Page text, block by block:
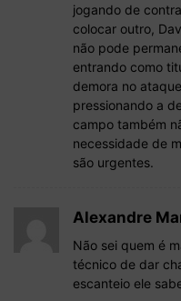
jogando de
colocar outro,
não pode
entrando como
demora no
pressionando a
campo também
necessidade de
são urgentes.
Alexandre
Não sei quem é
técnico de dar
escanteio ele